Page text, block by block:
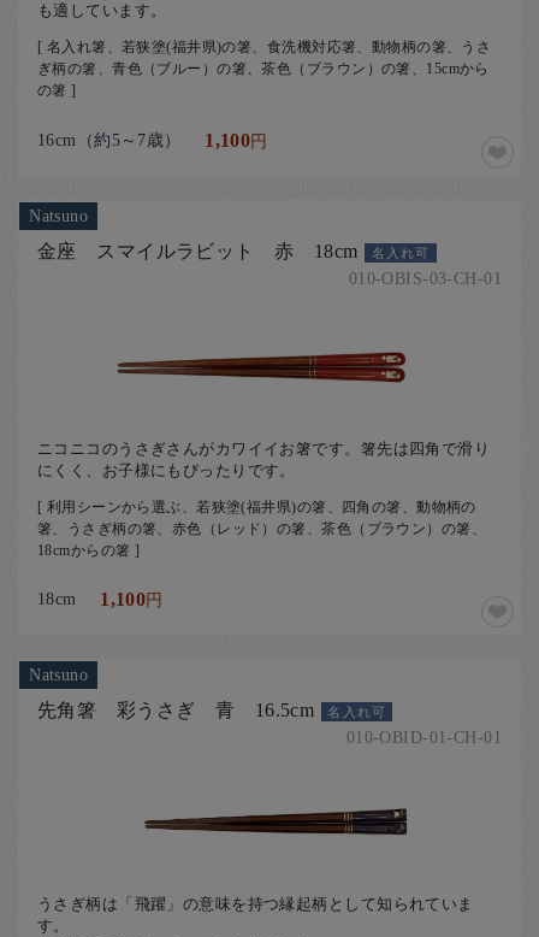
も適しています。
[ 名入れ箸、若狭塗(福井県)の箸、食洗機対応箸、動物柄の箸、うさ
ぎ柄の箸、青色（ブルー）の箸、茶色（ブラウン）の箸、15cmから
の箸 ]
16cm（約5～7歳） 1,100円
Natsuno
金座 スマイルラビット 赤 18cm 名入れ可
010-OBIS-03-CH-01
ニコニコのうさぎさんがカワイイお箸です。箸先は四角で滑り
にくく、お子様にもぴったりです。
[ 利用シーンから選ぶ、若狭塗(福井県)の箸、四角の箸、動物柄の
箸、うさぎ柄の箸、赤色（レッド）の箸、茶色（ブラウン）の箸、
18cmからの箸 ]
18cm 1,100円
Natsuno
先角箸 彩うさぎ 青 16.5cm 名入れ可
010-OBID-01-CH-01
うさぎ柄は「飛躍」の意味を持つ縁起柄として知られていま
す。